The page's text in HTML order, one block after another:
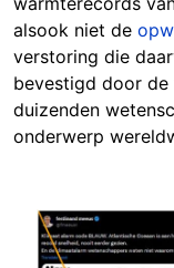
alsook niet de
verstoring die
bevestigd door de
duizenden
onderwerp
Image